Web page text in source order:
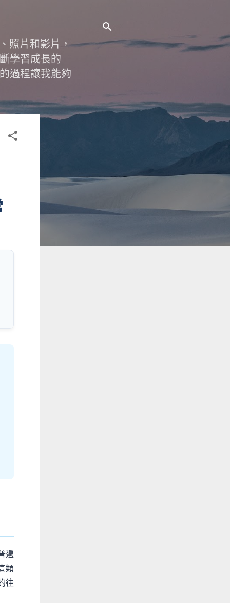
照片和影片，
學習成長的
過程讓我能夠
遍
類
往